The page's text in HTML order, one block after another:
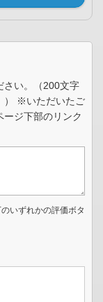
さい。（200文字
） ※いただいたご
ジ下部のリンク
いずれかの評価ボタ